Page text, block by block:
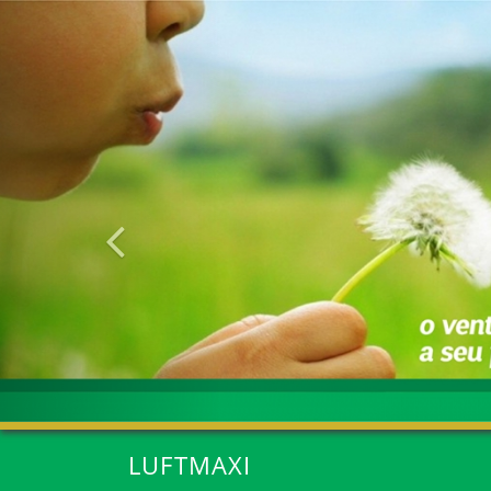
Anterior
LUFTMAXI